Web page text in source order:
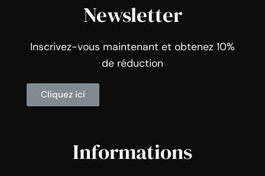
Newsletter
Inscrivez-vous maintenant et obtenez 10%
de réduction
Cliquez ici
Informations